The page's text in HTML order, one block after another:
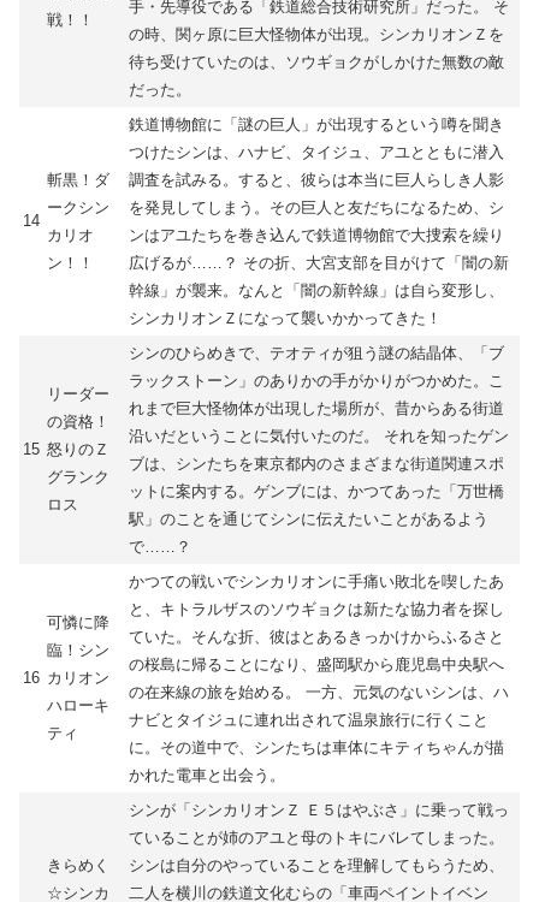
戦！！
手・先導役である「鉄道総合技術研究所」だった。 そ
の時、関ヶ原に巨大怪物体が出現。シンカリオンＺを
待ち受けていたのは、ソウギョクがしかけた無数の敵
だった。
14
斬黒！ダ
ークシン
カリオ
ン！！
鉄道博物館に「謎の巨人」が出現するという噂を聞き
つけたシンは、ハナビ、タイジュ、アユとともに潜入
調査を試みる。すると、彼らは本当に巨人らしき人影
を発見してしまう。その巨人と友だちになるため、シ
ンはアユたちを巻き込んで鉄道博物館で大捜索を繰り
広げるが……？ その折、大宮支部を目がけて「闇の新
幹線」が襲来。なんと「闇の新幹線」は自ら変形し、
シンカリオンＺになって襲いかかってきた！
15
リーダー
の資格！
怒りのＺ
グランク
ロス
シンのひらめきで、テオティが狙う謎の結晶体、「ブ
ラックストーン」のありかの手がかりがつかめた。こ
れまで巨大怪物体が出現した場所が、昔からある街道
沿いだということに気付いたのだ。 それを知ったゲン
ブは、シンたちを東京都内のさまざまな街道関連スポ
ットに案内する。ゲンブには、かつてあった「万世橋
駅」のことを通じてシンに伝えたいことがあるよう
で……？
16
可憐に降
臨！シン
カリオン
ハローキ
ティ
かつての戦いでシンカリオンに手痛い敗北を喫したあ
と、キトラルザスのソウギョクは新たな協力者を探し
ていた。そんな折、彼はとあるきっかけからふるさと
の桜島に帰ることになり、盛岡駅から鹿児島中央駅へ
の在来線の旅を始める。 一方、元気のないシンは、ハ
ナビとタイジュに連れ出されて温泉旅行に行くこと
に。その道中で、シンたちは車体にキティちゃんが描
かれた電車と出会う。
きらめく
☆シンカ
シンが「シンカリオンＺ Ｅ５はやぶさ」に乗って戦っ
ていることが姉のアユと母のトキにバレてしまった。
シンは自分のやっていることを理解してもらうため、
二人を横川の鉄道文化むらの「車両ペイントイベン